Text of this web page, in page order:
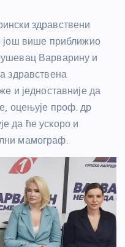
здравствени
још више приближио
Варварину и
здравствена
и једноставније да
оцењује проф. др
да ће ускоро и
мамограф.